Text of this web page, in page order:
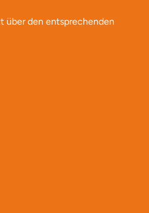
über den entsprechenden